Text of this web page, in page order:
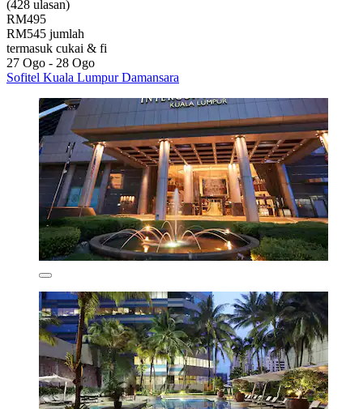
(428 ulasan)
RM495
RM545 jumlah
termasuk cukai & fi
27 Ogo - 28 Ogo
Sofitel Kuala Lumpur Damansara